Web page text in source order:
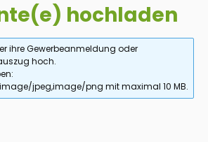
hochladen
ihre Gewerbeanmeldung oder
hoch.
jpeg,image/png mit maximal 10 MB.